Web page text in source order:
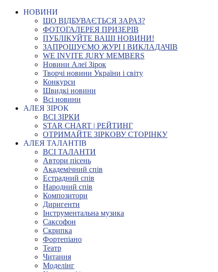
НОВИНИ
ЩО ВІДБУВАЄТЬСЯ ЗАРАЗ?
ФОТОГАЛЕРЕЯ ПРИЗЕРІВ
ПУБЛІКУЙТЕ ВАШІ НОВИНИ!
ЗАПРОШУЄМО ЖУРІ І ВИКЛАДАЧІВ
WE INVITE JURY MEMBERS
Новини Алеї Зірок
Творчі новини України і світу
Конкурси
Швидкі новини
Всі новини
АЛЕЯ ЗІРОК
ВСІ ЗІРКИ
STAR CHART | РЕЙТИНГ
ОТРИМАЙТЕ ЗІРКОВУ СТОРІНКУ
АЛЕЯ ТАЛАНТІВ
ВСІ ТАЛАНТИ
Автори пісень
Академічний спів
Естрадний спів
Народний спів
Композитори
Диригенти
Інструментальна музика
Саксофон
Скрипка
Фортепіано
Театр
Читання
Моделінг